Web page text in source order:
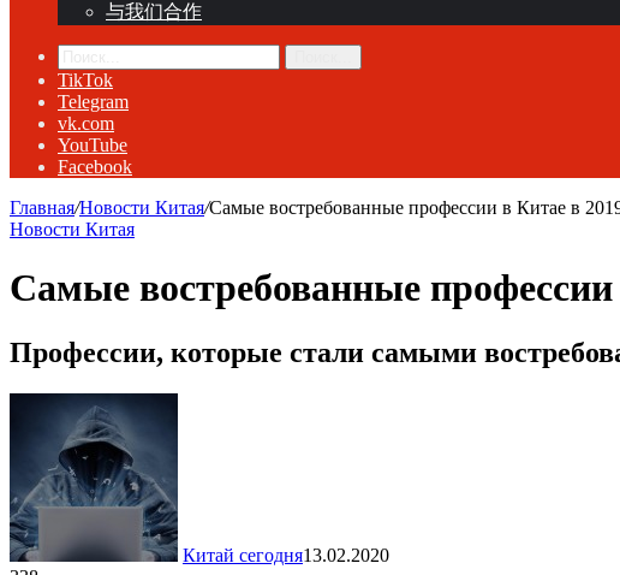
与我们合作
TikTok
Telegram
vk.com
YouTube
Facebook
Главная/Новости Китая/Самые востребованные профессии в Китае в
Новости Китая
Самые востребованные профессии
Профессии, которые стали самыми
Китай сегодня13.02.2020